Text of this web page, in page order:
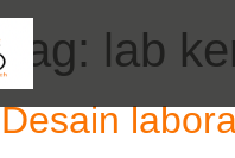
Tag: lab
Desain